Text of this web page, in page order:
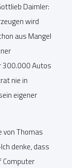
Daimler:
wird
aus Mangel
Autos
nie in
eigener
von Thomas
denke, dass
Computer